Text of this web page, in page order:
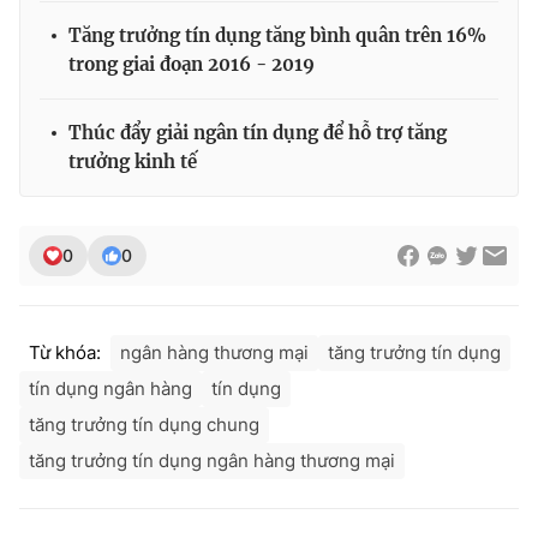
Theo dõi báo trên
Giấy phép hoạt động báo in và báo điện tử số 483/GP-BTTTT
cấp ngày 29/12/2023
Tổng Biên tập:Vũ Thanh Thủy
Phó Tổng Biên tập:Nguyễn Thị Mỹ Hạnh, Phạm Quốc Thắng,
Tăng trưởng tín dụng tăng bình quân trên 16%
trong giai đoạn 2016 - 2019
Thúc đẩy giải ngân tín dụng để hỗ trợ tăng
trưởng kinh tế
0 0
Từ khóa: ngân hàng thương mại
tăng trưởng tín dụng
tín dụng ngân hàng
tín dụng
tăng trưởng tín dụng chung
tăng trưởng tín dụng ngân hàng thương mại